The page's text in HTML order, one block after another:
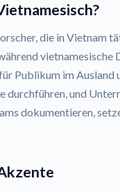
die in Vietnam
vietnamesische
Publikum im Ausland
und
dokumentieren,